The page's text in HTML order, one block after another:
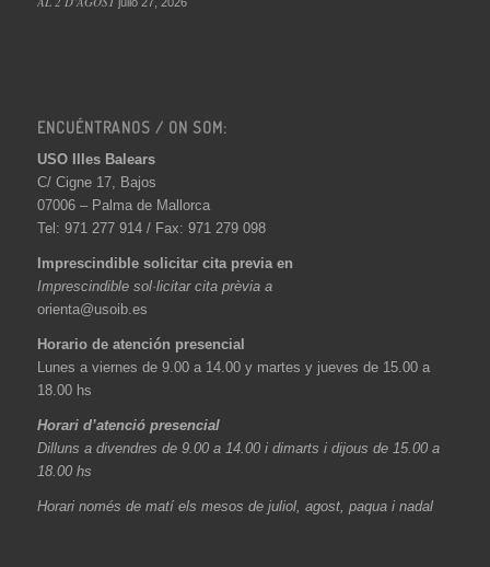
ENCUÉNTRANOS / ON SOM:
USO Illes Balears
C/ Cigne 17, Bajos
07006 – Palma de Mallorca
Tel: 971 277 914 / Fax: 971 279 098
Imprescindible solicitar cita previa en
Imprescindible sol·licitar cita prèvia a
orienta@usoib.es
Horario de atención presencial
Lunes a viernes de 9.00 a 14.00 y martes y jueves de 15.00 a
18.00 hs
Horari d’atenció presencial
Dilluns a divendres de 9.00 a 14.00 i dimarts i dijous de 15.00 a
18.00 hs
Horari només de matí els mesos de juliol, agost, paqua i nadal